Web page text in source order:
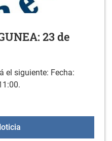
23 de
el siguiente: Fecha:
Próxima visita